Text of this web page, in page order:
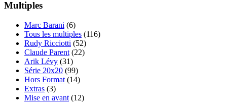
Multiples
Marc Barani (6)
Tous les multiples (116)
Rudy Ricciotti (52)
Claude Parent (22)
Arik Lévy (31)
Série 20x20 (99)
Hors Format (14)
Extras (3)
Mise en avant (12)